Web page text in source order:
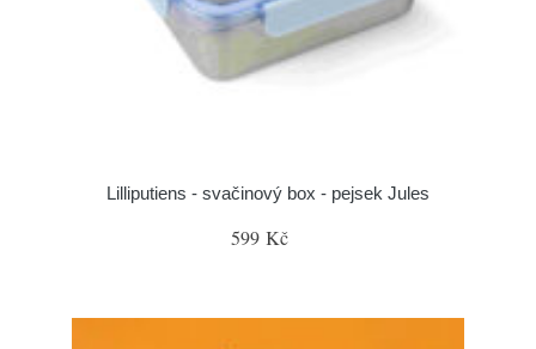
Lilliputiens - svačinový box - pejsek Jules
599 Kč